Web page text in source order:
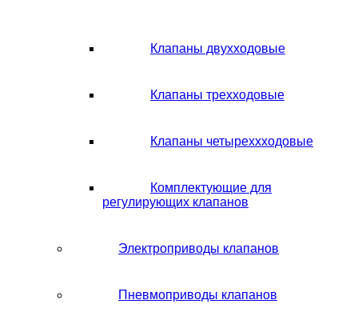
Клапаны двухходовые
Клапаны трехходовые
Клапаны четыреххходовые
Комплектующие для
регулирующих клапанов
Электроприводы клапанов
Пневмоприводы клапанов